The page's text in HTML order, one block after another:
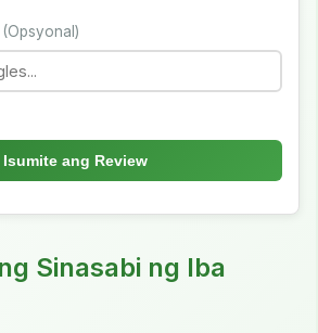
(Opsyonal)
Isumite ang Review
Sinasabi ng Iba